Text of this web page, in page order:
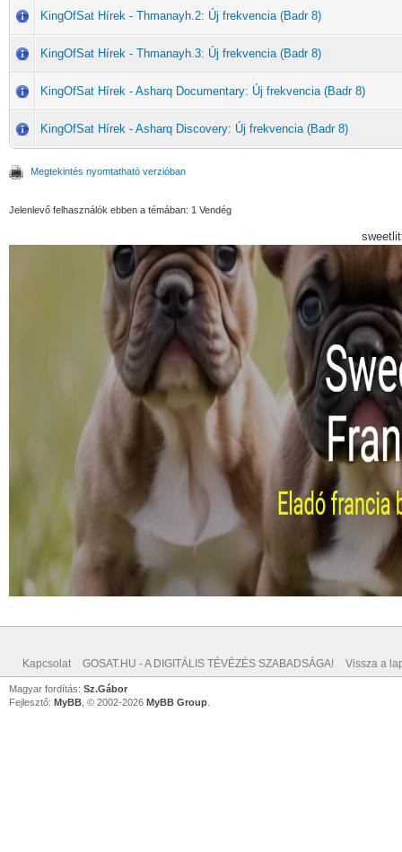
KingOfSat Hírek - Thmanayh.2: Új frekvencia (Badr 8)
KingOfSat Hírek - Thmanayh.3: Új frekvencia (Badr 8)
KingOfSat Hírek - Asharq Documentary: Új frekvencia (Badr 8)
KingOfSat Hírek - Asharq Discovery: Új frekvencia (Badr 8)
Megtekintés nyomtatható verzióban
Jelenlevő felhasználók ebben a témában: 1 Vendég
Kapcsolat GOSAT.HU - A DIGITÁLIS TÉVÉZÉS SZABADSÁGA! Vissza a
Magyar fordítás: Sz.Gábor
Fejlesztő: MyBB , © 2002-2026 MyBB Group